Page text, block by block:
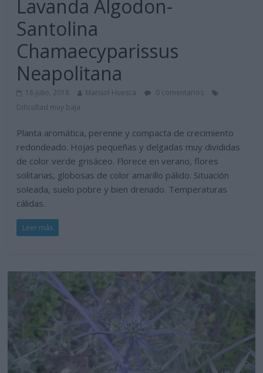
Lavanda Algodon-
Santolina
Chamaecyparissus
Neapolitana
16 julio, 2018 Marisol Huesca
0 comentarios
Dificultad muy baja
Planta aromática, perenne y compacta de crecimiento
redondeado. Hojas pequeñas y delgadas muy divididas
de color verde grisáceo. Florece en verano, flores
solitarias, globosas de color amarillo pálido. Situación
soleada, suelo pobre y bien drenado. Temperaturas
cálidas.
Leer más